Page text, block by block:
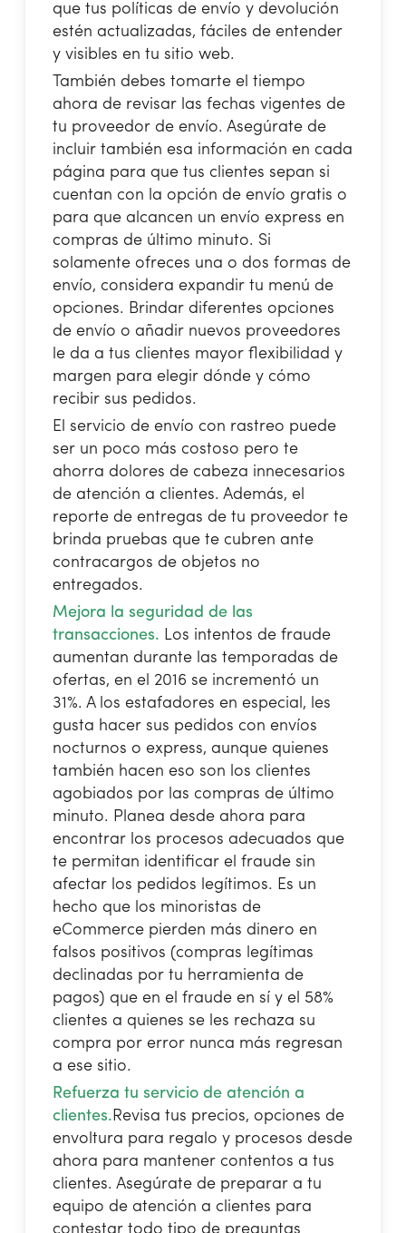
que tus políticas de envío y devolución
estén actualizadas, fáciles de entender
y visibles en tu sitio web.
También debes tomarte el tiempo
ahora de revisar las fechas vigentes de
tu proveedor de envío. Asegúrate de
incluir también esa información en cada
página para que tus clientes sepan si
cuentan con la opción de envío gratis o
para que alcancen un envío express en
compras de último minuto. Si
solamente ofreces una o dos formas de
envío, considera expandir tu menú de
opciones. Brindar diferentes opciones
de envío o añadir nuevos proveedores
le da a tus clientes mayor flexibilidad y
margen para elegir dónde y cómo
recibir sus pedidos.
El servicio de envío con rastreo puede
ser un poco más costoso pero te
ahorra dolores de cabeza innecesarios
de atención a clientes. Además, el
reporte de entregas de tu proveedor te
brinda pruebas que te cubren ante
contracargos de objetos no
entregados.
Mejora la seguridad de las
transacciones. Los intentos de fraude
aumentan durante las temporadas de
ofertas, en el 2016 se incrementó un
31%. A los estafadores en especial, les
gusta hacer sus pedidos con envíos
nocturnos o express, aunque quienes
también hacen eso son los clientes
agobiados por las compras de último
minuto. Planea desde ahora para
encontrar los procesos adecuados que
te permitan identificar el fraude sin
afectar los pedidos legítimos. Es un
hecho que los minoristas de
eCommerce pierden más dinero en
falsos positivos (compras legítimas
declinadas por tu herramienta de
pagos) que en el fraude en sí y el 58%
clientes a quienes se les rechaza su
compra por error nunca más regresan
a ese sitio.
Refuerza tu servicio de atención a
clientes. Revisa tus precios, opciones de
envoltura para regalo y procesos desde
ahora para mantener contentos a tus
clientes. Asegúrate de preparar a tu
equipo de atención a clientes para
contestar todo tipo de preguntas